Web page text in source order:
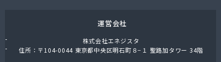
運営会社
株式会社エネジスタ
住所：〒104-0044 東京都中央区明石町８−１ 聖路加タワー 34階